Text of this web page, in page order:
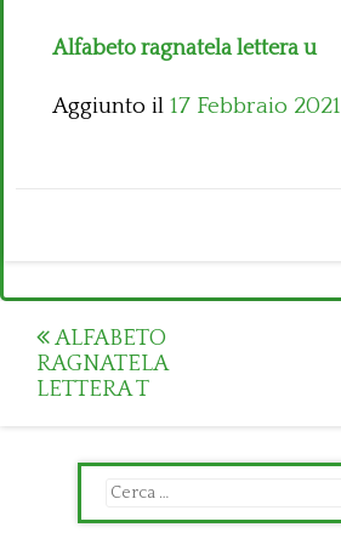
Alfabeto ragnatela lettera u
Aggiunto il 17 Febbraio 2021
Post
navigation
ALFABETO
RAGNATELA
LETTERA T
Ricerca
per: